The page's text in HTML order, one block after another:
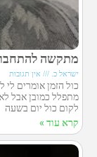
מתקשה
ישראל כ. אין תגובות
כול הזמן אומרים
מתפלל כמובן אבל
לקום כול יום בשעה
קרא עוד »